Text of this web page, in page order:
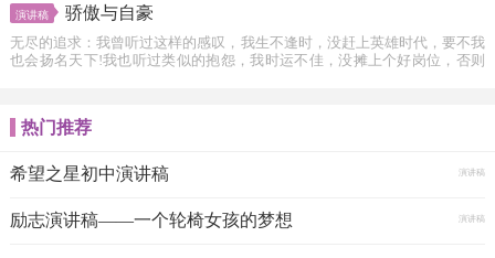
演讲稿 骄傲与自豪
无尽的追求：我曾听过这样的感叹，我生不逢时，没赶上英雄时代，要不我
也会扬名天下!我也听过类似的抱怨，我时运不佳，没摊上个好岗位，否则
热门推荐
希望之星初中演讲稿 演讲稿
励志演讲稿――一个轮椅女孩的梦想 演讲稿